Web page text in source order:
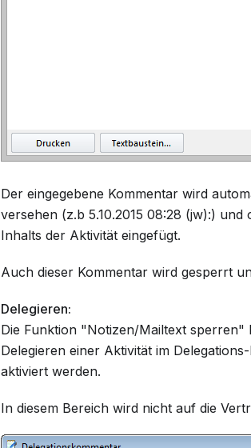
Der eingegebene Kommentar wird
versehen (z.b 5.10.2015 08:28 (jw):)
Inhalts der Aktivität eingefügt.
Auch dieser Kommentar wird gesperrt
Delegieren:
Die Funktion "Notizen/Mailtext
Delegieren einer Aktivität im
aktiviert werden.
In diesem Bereich wird nicht auf die